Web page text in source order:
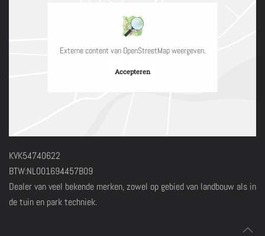
Externe content van OpenStreetMap weergeven.
Accepteren
KVK54740622
BTW:NL001694457B09
Dealer van veel bekende merken, zowel op gebied van landbouw als in
de tuin en park techniek.